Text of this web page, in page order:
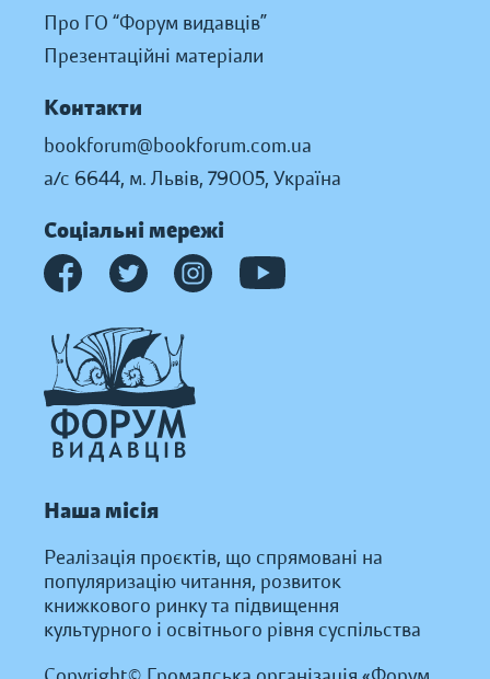
Про ГО “Форум видавців”
Презентаційні матеріали
Контакти
bookforum@bookforum.com.ua
а/с 6644, м. Львів, 79005, Україна
Соціальні мережі
Наша місія
Реалізація проєктів, що спрямовані на
популяризацію читання, розвиток
книжкового ринку та підвищення
культурного і освітнього рівня суспільства